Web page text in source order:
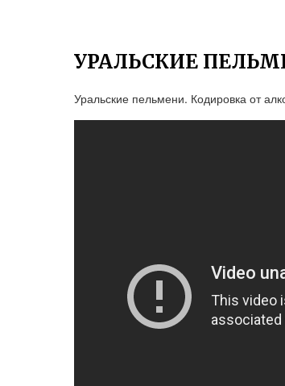
УРАЛЬСКИЕ
Уральские пельмени. Кодировка от